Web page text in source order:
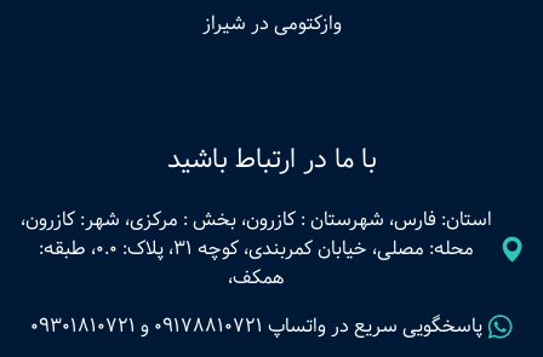
وازکتومی در شیراز
با ما در ارتباط باشید
استان: فارس، شهرستان : کازرون، بخش : مرکزی، شهر: کازرون،
محله: مصلی، خیابان کمربندی، کوچه 31، پلاک: 0.0، طبقه:
همکف،
پاسخگویی سریع در واتساپ 09178810721 و 09301810721